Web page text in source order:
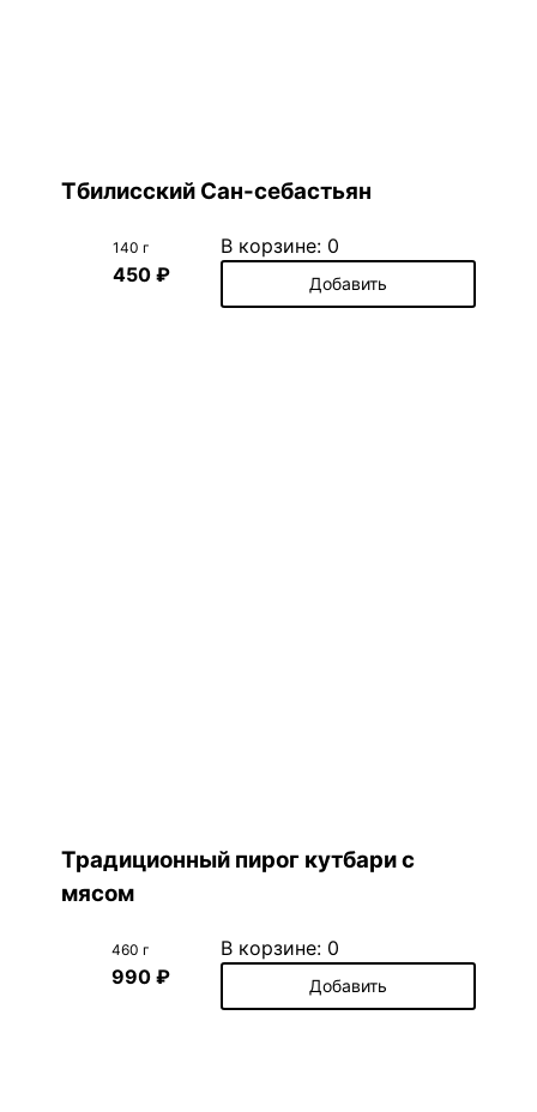
Тбилисский Сан-себастьян
140 г
450 ₽
В корзине: 0
Добавить
Традиционный пирог кутбари с
мясом
460 г
990 ₽
В корзине: 0
Добавить